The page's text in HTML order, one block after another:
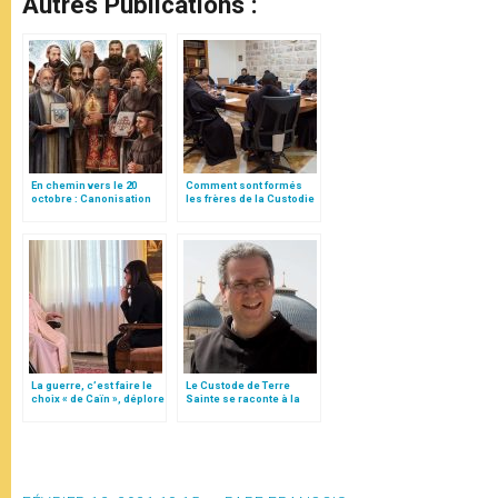
En chemin vers le 20
octobre : Canonisation
Comment sont formés
les frères de la Custodie
La guerre, c’est faire le
choix « de Caïn », déplore
Le Custode de Terre
Sainte se raconte à la